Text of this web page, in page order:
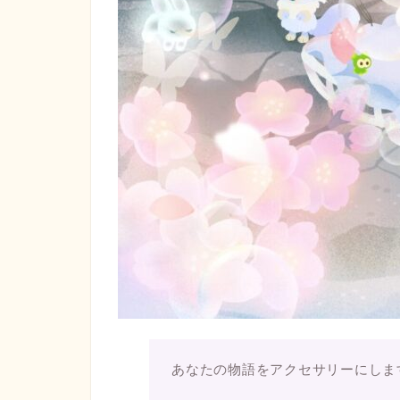
あなたの物語をアクセサリーにしま